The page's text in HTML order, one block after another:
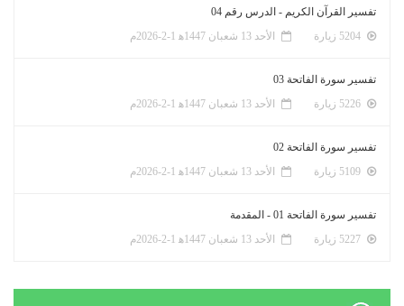
تفسير القرآن الكريم - الدرس رقم 04
الأحد 13 شعبان 1447ﻫ 1-2-2026م
تفسير سورة الفاتحة 03
الأحد 13 شعبان 1447ﻫ 1-2-2026م
تفسير سورة الفاتحة 02
الأحد 13 شعبان 1447ﻫ 1-2-2026م
تفسير سورة الفاتحة 01 - المقدمة
الأحد 13 شعبان 1447ﻫ 1-2-2026م